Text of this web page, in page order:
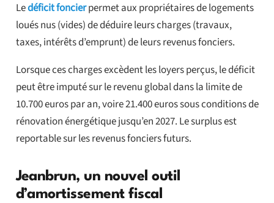
Ledéficit foncierpermet aux propriétaires de logements
loués nus (vides) de déduire leurs charges (travaux,
taxes, intérêts d’emprunt) de leurs revenus fonciers.
Lorsque ces charges excèdent les loyers perçus, le déficit
peut être imputé sur le revenu global dans la limite de
10.700 euros par an, voire 21.400 euros sous conditions de
rénovation énergétique jusqu’en 2027. Le surplus est
reportable sur les revenus fonciers futurs.
Jeanbrun, un nouvel outil
d’amortissement fiscal